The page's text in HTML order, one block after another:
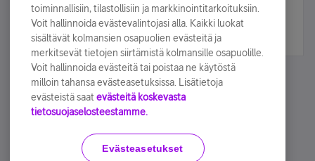
Tilaa nyt
Käyttöehdot Accessibility statement
toiminnallisiin, tilastollisiin ja markkinointitarkoituksiin.
Voit hallinnoida evästevalintojasi alla. Kaikki luokat
sisältävät kolmansien osapuolien evästeitä ja
merkitsevät tietojen siirtämistä kolmansille osapuolille.
Voit hallinnoida evästeitä tai poistaa ne käytöstä
milloin tahansa evästeasetuksissa. Lisätietoja
evästeistä saat evästeitä koskevasta
tietosuojaselosteestamme.
Evästeasetukset